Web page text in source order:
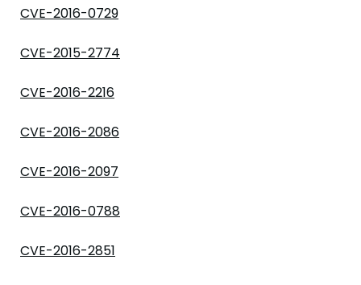
CVE-2016-0729
CVE-2015-2774
CVE-2016-2216
CVE-2016-2086
CVE-2016-2097
CVE-2016-0788
CVE-2016-2851